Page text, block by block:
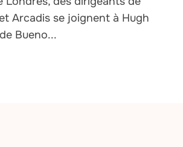
Arcadis se joignent à Hugh
Bueno...